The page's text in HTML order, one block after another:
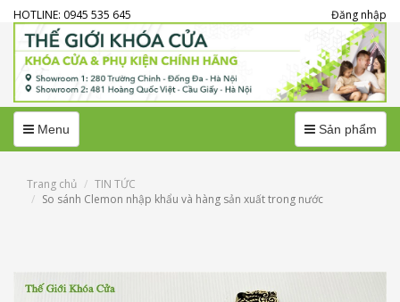
HOTLINE: 0945 535 645 Đăng nhập
MenuMenu MenuSản phẩm
Trang chủ
TIN TỨC
So sánh Clemon nhập khẩu và hàng sản xuất trong nước